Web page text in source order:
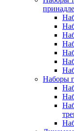
Наборы